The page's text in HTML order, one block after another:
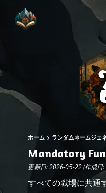
ホーム ランダムネームジェ
Mandatory
更新日: 2026-05-22 (作成日
すべての職場に共通